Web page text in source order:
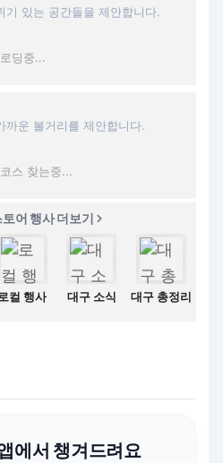
기 있는 공간들을 제안합니다.
로딩중...
까운 볼거리를 제안합니다.
스 찾는중...
어 행사 더보기
로컬 행사 대구 소식 대구 총정리
에서 챙겨드려요